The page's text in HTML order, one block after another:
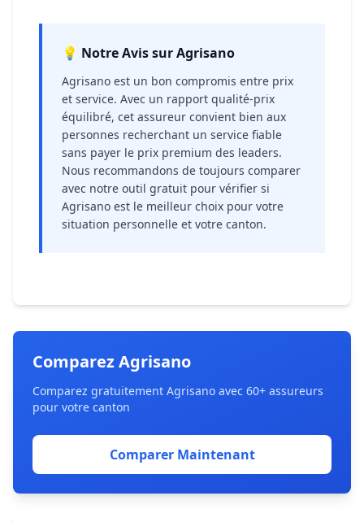
💡 Notre Avis sur Agrisano
Agrisano est un bon compromis entre prix
et service. Avec un rapport qualité-prix
équilibré, cet assureur convient bien aux
personnes recherchant un service fiable
sans payer le prix premium des leaders.
Nous recommandons de toujours comparer
avec notre outil gratuit pour vérifier si
Agrisano est le meilleur choix pour votre
situation personnelle et votre canton.
Comparez Agrisano
Comparez gratuitement Agrisano avec 60+ assureurs
pour votre canton
Comparer Maintenant